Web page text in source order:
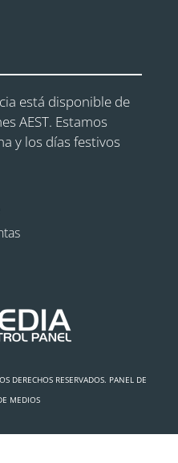
está disponible de
AEST. Estamos
y los días festivos
DERECHOS RESERVADOS. PANEL DE
MEDIOS